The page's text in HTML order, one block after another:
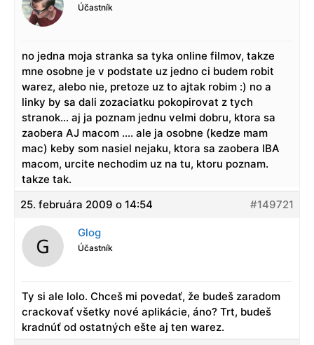
Účastník
no jedna moja stranka sa tyka online filmov, takze
mne osobne je v podstate uz jedno ci budem robit
warez, alebo nie, pretoze uz to ajtak robim :) no a
linky by sa dali zozaciatku pokopirovat z tych
stranok… aj ja poznam jednu velmi dobru, ktora sa
zaobera AJ macom …. ale ja osobne (kedze mam
mac) keby som nasiel nejaku, ktora sa zaobera IBA
macom, urcite nechodim uz na tu, ktoru poznam.
takze tak.
25. februára 2009 o 14:54
#149721
Glog
Účastník
Ty si ale lolo. Chceš mi povedať, že budeš zaradom
crackovať všetky nové aplikácie, áno? Trt, budeš
kradnúť od ostatných ešte aj ten warez.